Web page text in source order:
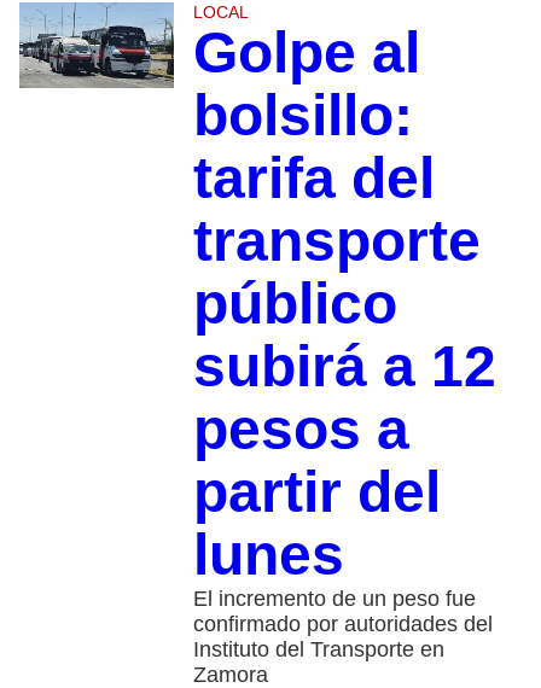
LOCAL
Golpe al
bolsillo:
tarifa del
transporte
público
subirá a 12
pesos a
partir del
lunes
El incremento de un peso fue
confirmado por autoridades del
Instituto del Transporte en
Zamora